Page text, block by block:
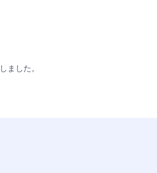
ました。